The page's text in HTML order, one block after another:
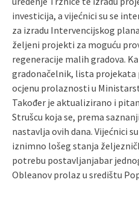
investicija, a vijećnici su se
za izradu Intervencijskog
željeni projekti za moguću
regeneracije malih gradova.
gradonačelnik, lista projekata
ocjenu prolaznosti u
Također je aktualizirano i
Strušcu koja se, prema
nastavlja ovih dana. Vijećnici
iznimno lošeg stanja
potrebu postavljanjabar
Obleanov prolaz u središtu